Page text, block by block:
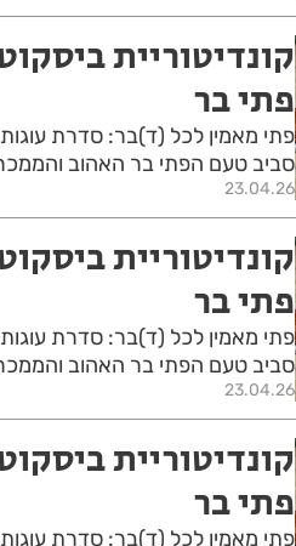
קונדיטוריית
פתי בר
פתי מאמין לכל (ד)בר: סדרת עוגות
סביב טעם הפתי בר האהוב
23.04.26
קונדיטוריית
פתי בר
פתי מאמין לכל (ד)בר: סדרת עוגות
סביב טעם הפתי בר האהוב
23.04.26
קונדיטוריית
פתי בר
פתי מאמין לכל (ד)בר: סדרת עוגות